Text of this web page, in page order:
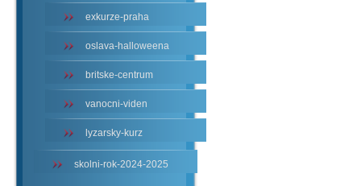
exkurze-praha
oslava-halloweena
britske-centrum
vanocni-viden
lyzarsky-kurz
skolni-rok-2024-2025